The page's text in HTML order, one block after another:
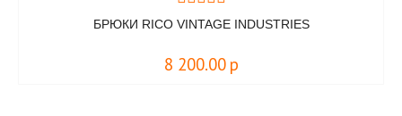
БРЮКИ RICO VINTAGE INDUSTRIES
8 200.00 р